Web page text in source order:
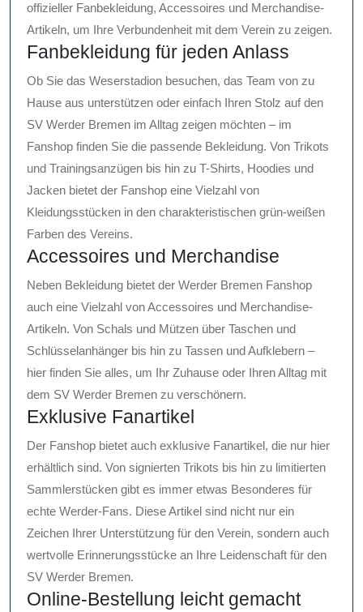
offizieller Fanbekleidung, Accessoires und Merchandise-
Artikeln, um Ihre Verbundenheit mit dem Verein zu zeigen.
Fanbekleidung für jeden Anlass
Ob Sie das Weserstadion besuchen, das Team von zu
Hause aus unterstützen oder einfach Ihren Stolz auf den
SV Werder Bremen im Alltag zeigen möchten – im
Fanshop finden Sie die passende Bekleidung. Von Trikots
und Trainingsanzügen bis hin zu T-Shirts, Hoodies und
Jacken bietet der Fanshop eine Vielzahl von
Kleidungsstücken in den charakteristischen grün-weißen
Farben des Vereins.
Accessoires und Merchandise
Neben Bekleidung bietet der Werder Bremen Fanshop
auch eine Vielzahl von Accessoires und Merchandise-
Artikeln. Von Schals und Mützen über Taschen und
Schlüsselanhänger bis hin zu Tassen und Aufklebern –
hier finden Sie alles, um Ihr Zuhause oder Ihren Alltag mit
dem SV Werder Bremen zu verschönern.
Exklusive Fanartikel
Der Fanshop bietet auch exklusive Fanartikel, die nur hier
erhältlich sind. Von signierten Trikots bis hin zu limitierten
Sammlerstücken gibt es immer etwas Besonderes für
echte Werder-Fans. Diese Artikel sind nicht nur ein
Zeichen Ihrer Unterstützung für den Verein, sondern auch
wertvolle Erinnerungsstücke an Ihre Leidenschaft für den
SV Werder Bremen.
Online-Bestellung leicht gemacht